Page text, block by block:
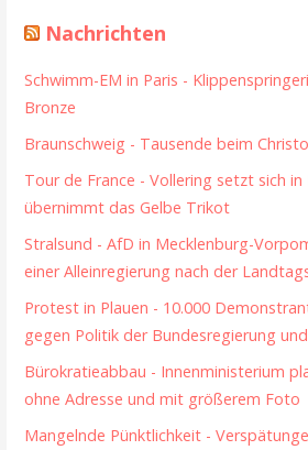
Nachrichten
Schwimm-EM in Paris -
Bronze
Braunschweig - Tausende beim
Tour de France - Vollering setzt sich in
übernimmt das Gelbe Trikot
Stralsund - AfD in Mecklenburg-
einer Alleinregierung nach der
Protest in Plauen - 10.000
gegen Politik der Bundesregierung
Bürokratieabbau - Innenministerium
ohne Adresse und mit größerem Foto
Mangelnde Pünktlichkeit -